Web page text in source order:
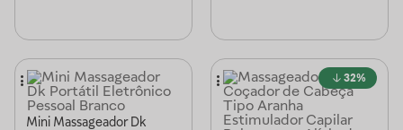
Mini Massageador Dk
32%